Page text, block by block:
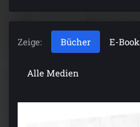
Zeige: Bücher E-Book
Alle Medien